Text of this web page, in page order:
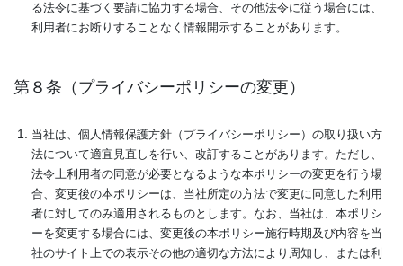
る法令に基づく要請に協力する場合、その他法令に従う場合には、
利用者にお断りすることなく情報開示することがあります。
第８条（プライバシーポリシーの変更）
当社は、個人情報保護方針（プライバシーポリシー）の取り扱い方
法について適宜見直しを行い、改訂することがあります。ただし、
法令上利用者の同意が必要となるような本ポリシーの変更を行う場
合、変更後の本ポリシーは、当社所定の方法で変更に同意した利用
者に対してのみ適用されるものとします。なお、当社は、本ポリシ
ーを変更する場合には、変更後の本ポリシー施行時期及び内容を当
社のサイト上での表示その他の適切な方法により周知し、または利